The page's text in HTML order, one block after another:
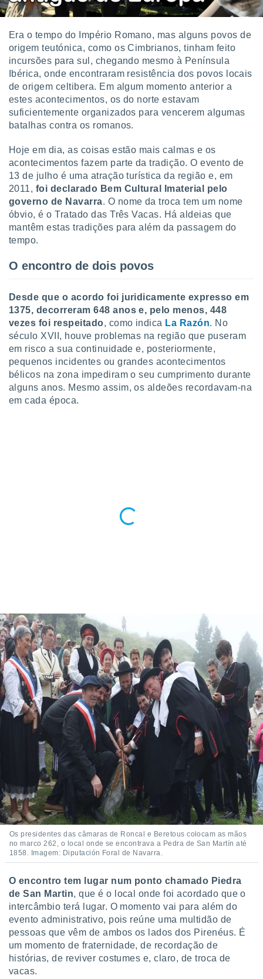
utilizar
criar
da
dos
os
de
de dados
fontes,
e melhorar
dados
através
estudos
e
Era o tempo do Império Romano, mas alguns povos de
origem teutónica, como os Cimbrianos, tinham feito
incursões para sul, chegando mesmo à Península
Ibérica, onde encontraram resistência dos povos locais
de origem celtibera. Em algum momento anterior a
estes acontecimentos, os do norte estavam
suficientemente organizados para vencerem algumas
batalhas contra os romanos.
Hoje em dia, as coisas estão mais calmas e os
acontecimentos fazem parte da tradição. O evento de
13 de julho é uma atração turística da região e, em
2011, foi declarado Bem Cultural Imaterial pelo
governo de Navarra. O nome da troca tem um nome
óbvio, é o Tratado das Três Vacas. Há aldeias que
mantêm estas tradições para além da passagem do
tempo.
O encontro de dois povos
Desde que o acordo foi juridicamente expresso em
1375, decorreram 648 anos e, pelo menos, 448
vezes foi respeitado, como indica La Razón. No
século XVII, houve problemas na região que puseram
em risco a sua continuidade e, posteriormente,
pequenos incidentes ou grandes acontecimentos
bélicos na zona impediram o seu cumprimento durante
alguns anos. Mesmo assim, os aldeões recordavam-na
em cada época.
Os presidentes das câmaras de Roncal e Beretous colocam as mãos
no marco 262, o local onde se encontrava a Pedra de San Martín até
1858. Imagem: Diputación Foral de Navarra.
O encontro tem lugar num ponto chamado Piedra
de San Martin, que é o local onde foi acordado que o
intercâmbio terá lugar. O momento vai para além do
evento administrativo, pois reúne uma multidão de
pessoas que vêm de ambos os lados dos Pirenéus. É
um momento de fraternidade, de recordação de
histórias, de reviver costumes e, claro, de troca de
vacas.